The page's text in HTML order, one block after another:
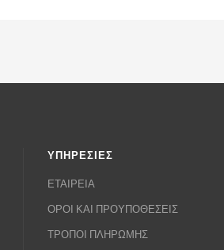
ΥΠΗΡΕΣΙΕΣ
ΕΤΑΙΡΕΙΑ
ΟΡΟΙ ΚΑΙ ΠΡΟΥΠΟΘΕΣΕΙΣ
ΤΡΟΠΟΙ ΠΛΗΡΩΜΗΣ